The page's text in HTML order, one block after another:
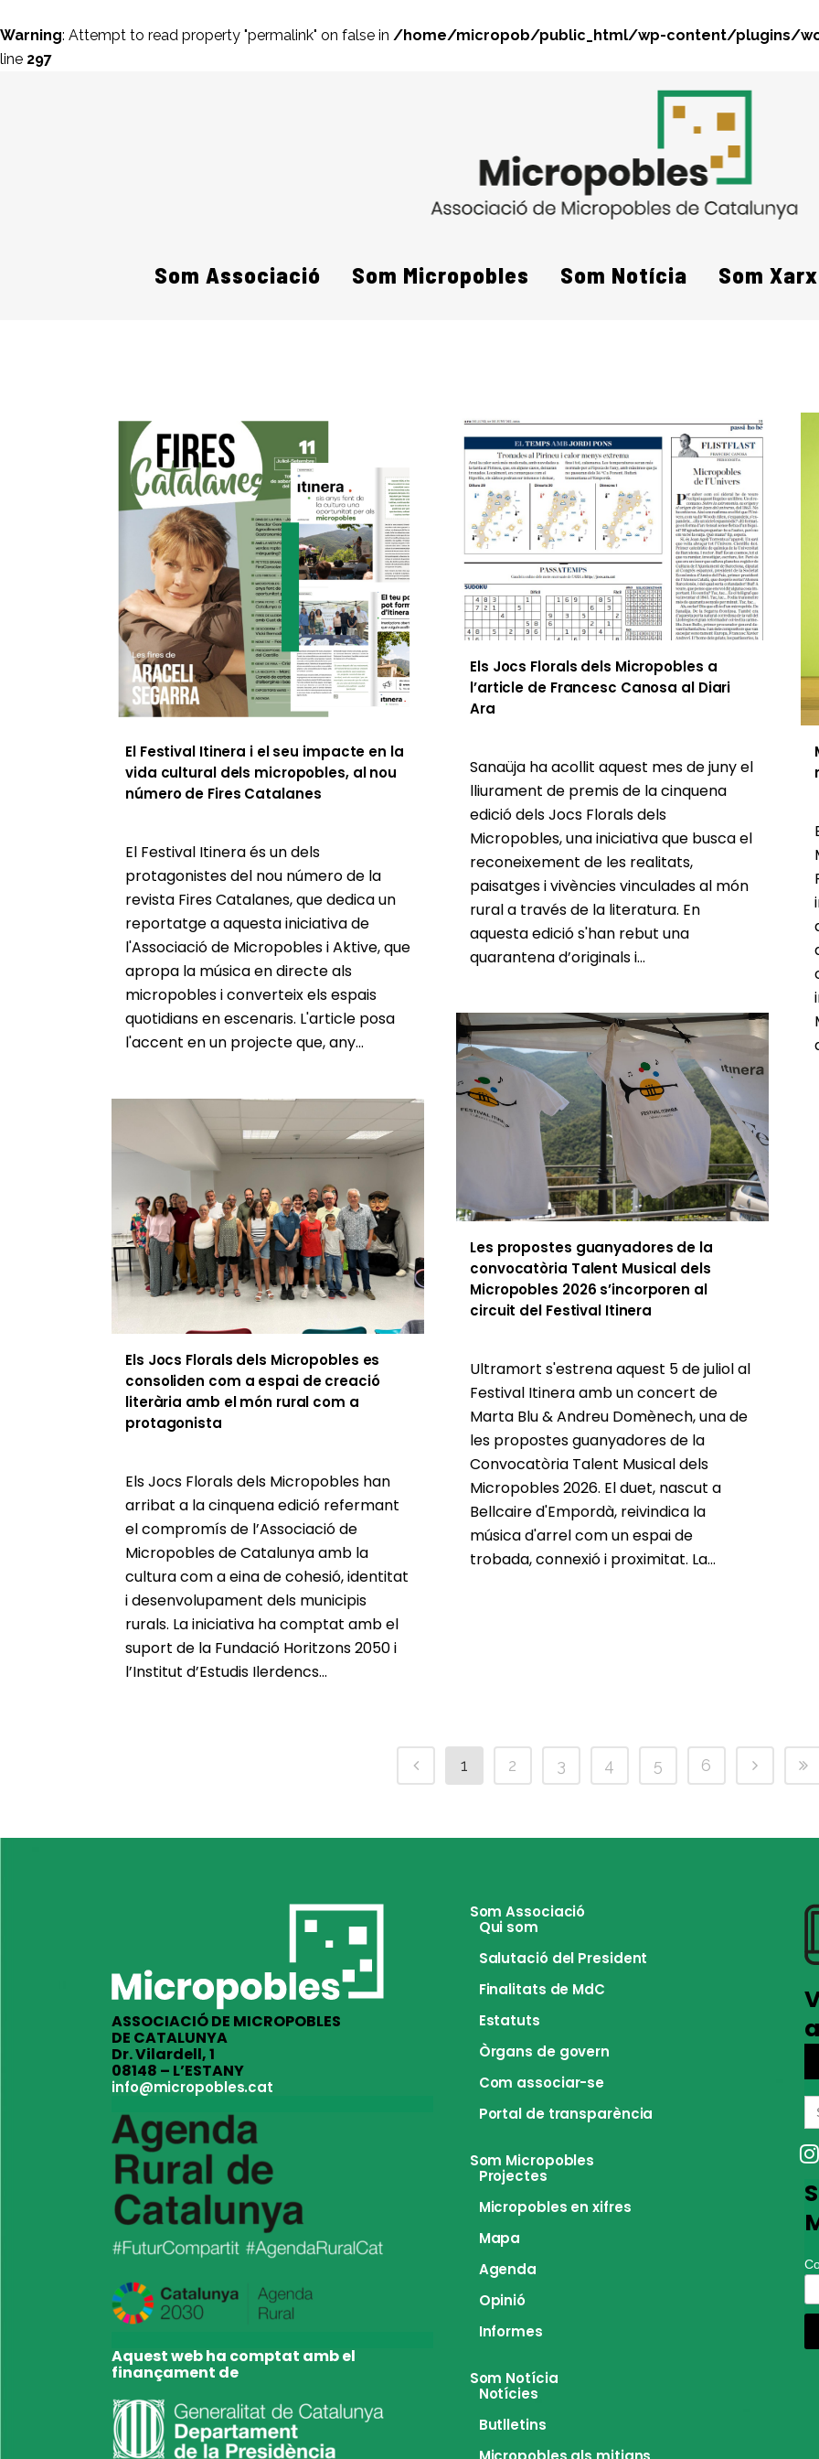
Warning: Attempt to read property "permalink" on false in /home/micropob/public_html/wp-content/plugins/
line 297
Som Associació Som Micropobles Som Notícia Som
El Festival Itinera i el seu impacte en la
vida cultural dels micropobles, al nou
número de Fires Catalanes
El Festival Itinera és un dels
protagonistes del nou número de la
revista Fires Catalanes, que dedica un
reportatge a aquesta iniciativa de
l'Associació de Micropobles i Aktive, que
apropa la música en directe als
micropobles i converteix els espais
quotidians en escenaris. L'article posa
l'accent en un projecte que, any...
Els Jocs Florals dels Micropobles a
l’article de Francesc Canosa al Diari
Ara
Sanaüja ha acollit aquest mes de juny el
lliurament de premis de la cinquena
edició dels Jocs Florals dels
Micropobles, una iniciativa que busca el
reconeixement de les realitats,
paisatges i vivències vinculades al món
rural a través de la literatura. En
aquesta edició s'han rebut una
quarantena d’originals i...
Les propostes guanyadores de la
convocatòria Talent Musical dels
Micropobles 2026 s’incorporen al
circuit del Festival Itinera
Ultramort s'estrena aquest 5 de juliol al
Festival Itinera amb un concert de
Marta Blu & Andreu Domènech, una de
les propostes guanyadores de la
Convocatòria Talent Musical dels
Micropobles 2026. El duet, nascut a
Bellcaire d'Empordà, reivindica la
música d'arrel com un espai de
trobada, connexió i proximitat. La...
Els Jocs Florals dels Micropobles es
consoliden com a espai de creació
literària amb el món rural com a
protagonista
Els Jocs Florals dels Micropobles han
arribat a la cinquena edició refermant
el compromís de l’Associació de
Micropobles de Catalunya amb la
cultura com a eina de cohesió, identitat
i desenvolupament dels municipis
rurals. La iniciativa ha comptat amb el
suport de la Fundació Horitzons 2050 i
l’Institut d’Estudis Ilerdencs...
1 2 3 4 5 6
ASSOCIACIÓ DE MICROPOBLES
DE CATALUNYA
Dr. Vilardell, 1
08148 – L’ESTANY
info@micropobles.cat
Aquest web ha comptat amb el
finançament de
Som Associació
Qui som
Salutació del President
Finalitats de MdC
Estatuts
Òrgans de govern
Com associar-se
Portal de transparència
Som Micropobles
Projectes
Micropobles en xifres
Mapa
Agenda
Opinió
Informes
Som Notícia
Notícies
Butlletins